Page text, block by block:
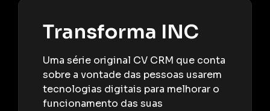
1:00 1 Vídeos
imóveis | DEPOIMENTO – DICON
ENGENHARIA
Transforma INC
Uma série original CV CRM que conta
sobre a vontade das pessoas usarem
tecnologias digitais para melhorar o
funcionamento das suas